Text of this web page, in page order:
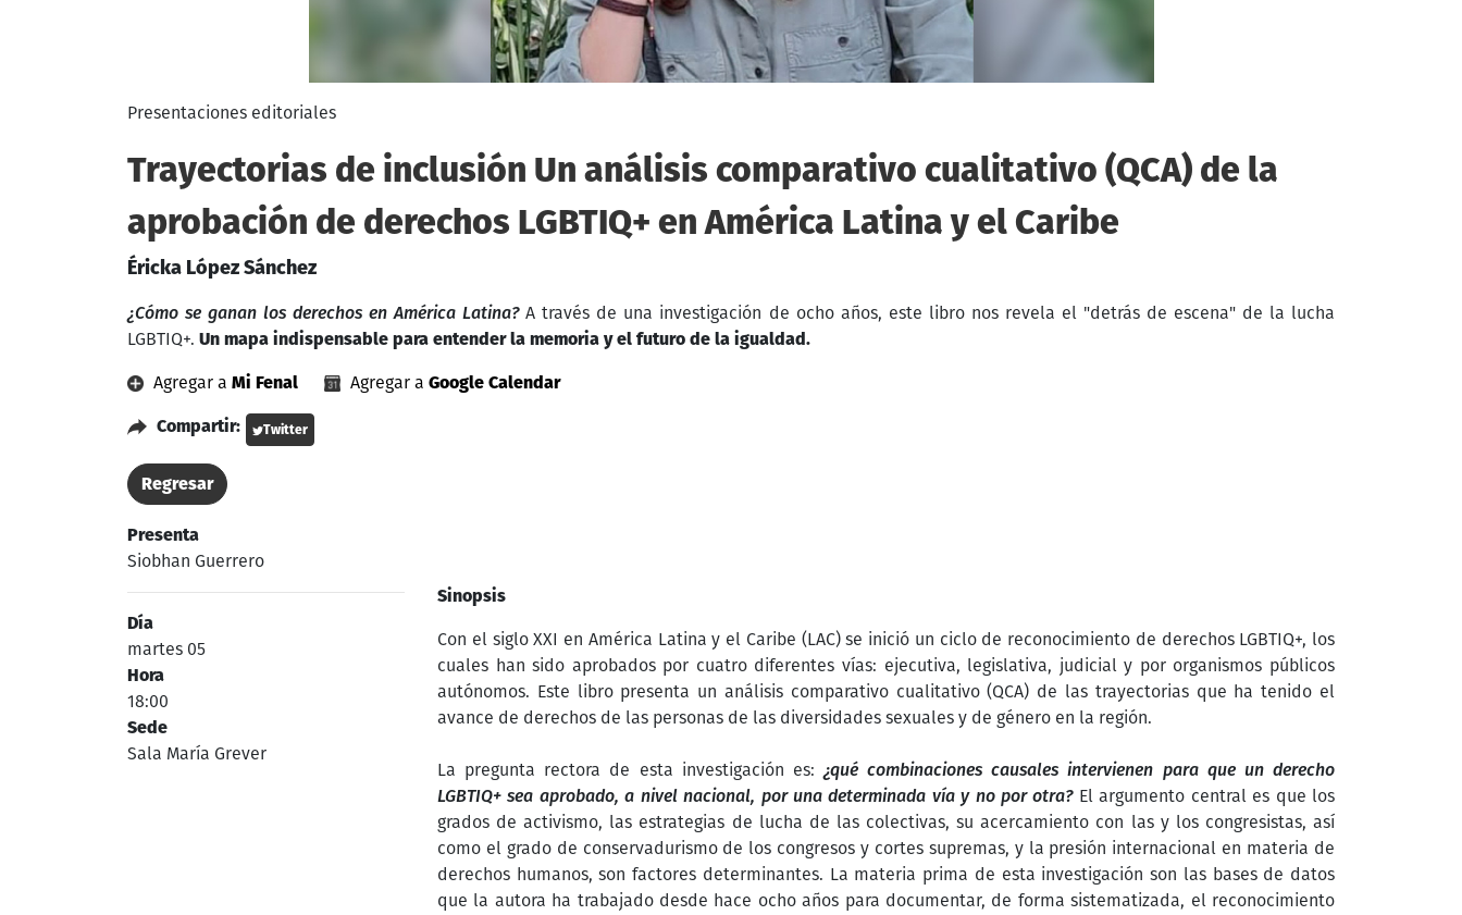
Presentaciones editoriales
Trayectorias de inclusión Un análisis comparativo cualitativo (QCA) de la
aprobación de derechos LGBTIQ+ en América Latina y el Caribe
Éricka López Sánchez
¿Cómo se ganan los derechos en América Latina?A través de una investigación de ocho años, este libro nos revela el "detrás de escena" de la lucha
LGBTIQ+. Un mapa indispensable para entender la memoria y el futuro de la igualdad.
Agregar a Mi Fenal Agregar a Google Calendar
Compartir: Twitter
Regresar
Presenta
Siobhan Guerrero
Día
martes 05
Hora
18:00
Sede
Sala María Grever
Sinopsis
Con el siglo XXI en América Latina y el Caribe (LAC) se inició un ciclo de reconocimiento de derechos LGBTIQ+, los
cuales han sido aprobados por cuatro diferentes vías: ejecutiva, legislativa, judicial y por organismos públicos
autónomos. Este libro presenta un análisis comparativo cualitativo (QCA) de las trayectorias que ha tenido el
avance de derechos de las personas de las diversidades sexuales y de género en la región.
La pregunta rectora de esta investigación es: ¿qué combinaciones causales intervienen para que un derecho
LGBTIQ+ sea aprobado, a nivel nacional, por una determinada vía y no por otra? El argumento central es que los
grados de activismo, las estrategias de lucha de las colectivas, su acercamiento con las y los congresistas, así
como el grado de conservadurismo de los congresos y cortes supremas, y la presión internacional en materia de
derechos humanos, son factores determinantes. La materia prima de esta investigación son las bases de datos
que la autora ha trabajado desde hace ocho años para documentar, de forma sistematizada, el reconocimiento